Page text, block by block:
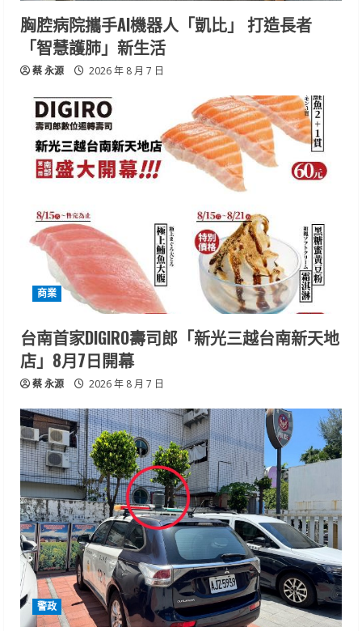
胸腔病院攜手AI機器人「凱比」 打造長者
「智慧護肺」新生活
蔡 永源 2026 年 8 月 7 日
商業
台南首家DIGIRO壽司郎「新光三越台南新天地
店」8月7日開幕
蔡 永源 2026 年 8 月 7 日
警政